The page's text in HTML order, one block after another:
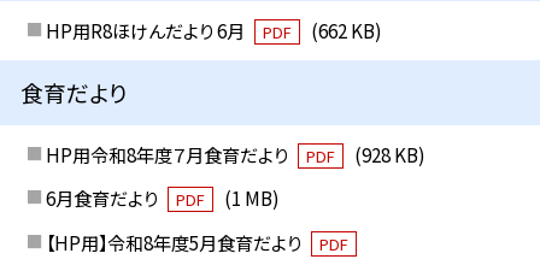
HP用R8ほけんだより 6月 PDF (662 KB)
食育だより
HP用令和8年度７月食育だより PDF
(928 KB)
6月食育だより
PDF
(1 MB)
【HP用】令和8年度5月食育だより
PDF